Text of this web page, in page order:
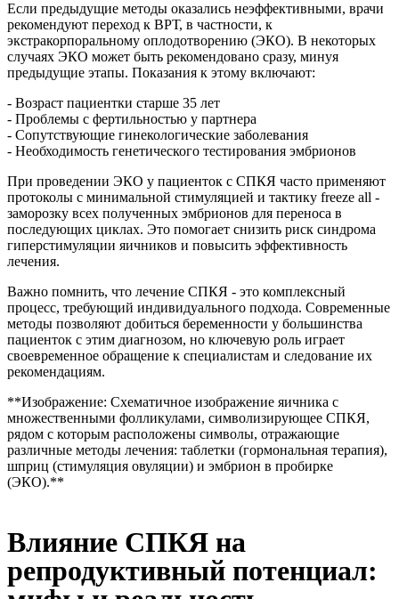
Если предыдущие методы оказались неэффективными, врачи
рекомендуют переход к ВРТ, в частности, к
экстракорпоральному оплодотворению (ЭКО). В некоторых
случаях ЭКО может быть рекомендовано сразу, минуя
предыдущие этапы. Показания к этому включают:
- Возраст пациентки старше 35 лет
- Проблемы с фертильностью у партнера
- Сопутствующие гинекологические заболевания
- Необходимость генетического тестирования эмбрионов
При проведении ЭКО у пациенток с СПКЯ часто применяют
протоколы с минимальной стимуляцией и тактику freeze all -
заморозку всех полученных эмбрионов для переноса в
последующих циклах. Это помогает снизить риск синдрома
гиперстимуляции яичников и повысить эффективность
лечения.
Важно помнить, что лечение СПКЯ - это комплексный
процесс, требующий индивидуального подхода. Современные
методы позволяют добиться беременности у большинства
пациенток с этим диагнозом, но ключевую роль играет
своевременное обращение к специалистам и следование их
рекомендациям.
**Изображение: Схематичное изображение яичника с
множественными фолликулами, символизирующее СПКЯ,
рядом с которым расположены символы, отражающие
различные методы лечения: таблетки (гормональная терапия),
шприц (стимуляция овуляции) и эмбрион в пробирке
(ЭКО).**
Влияние СПКЯ на
репродуктивный потенциал: